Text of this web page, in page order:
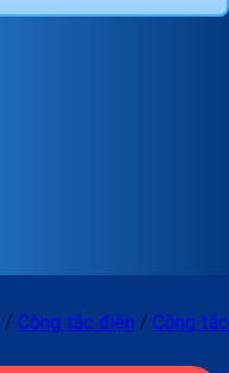
/ Công tắc điện / Công tắc